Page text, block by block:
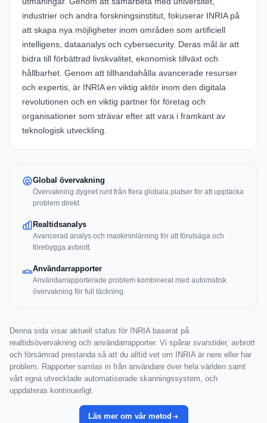
industrier och andra forskningsinstitut, fokuserar INRIA på
att skapa nya möjligheter inom områden som artificiell
intelligens, dataanalys och cybersecurity. Deras mål är att
bidra till förbättrad livskvalitet, ekonomisk tillväxt och
hållbarhet. Genom att tillhandahålla avancerade resurser
och expertis, är INRIA en viktig aktör inom den digitala
revolutionen och en viktig partner för företag och
organisationer som strävar efter att vara i framkant av
teknologisk utveckling.
Global övervakning
Övervakning dygnet runt från flera globala platser för att upptäcka
problem direkt.
Realtidsanalys
Avancerad analys och maskininlärning för att förutsäga och
förebygga avbrott.
Användarrapporter
Användarrapporterade problem kombinerat med automatisk
övervakning för full täckning.
Denna sida visar aktuell status för INRIA baserat på
realtidsövervakning och användarrapporter. Vi spårar svarstider, avbrott
och försämrad prestanda så att du alltid vet om INRIA är nere eller har
problem. Rapporter samlas in från användare över hela världen samt
vårt egna utvecklade automatiserade skanningssystem, och
uppdateras kontinuerligt.
Läs mer om vår metod